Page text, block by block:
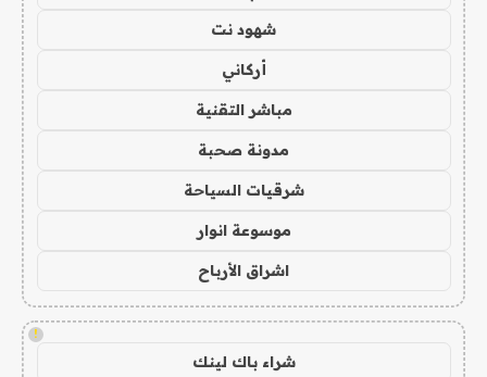
شهود نت
أركاني
مباشر التقنية
مدونة صحبة
شرقيات السياحة
موسوعة انوار
اشراق الأرباح
!
شراء باك لينك